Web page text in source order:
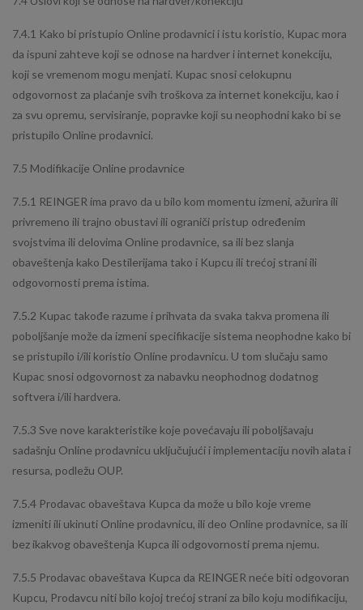
7.4.1 Kako bi pristupio Online prodavnici i istu koristio, Kupac mora
da ispuni zahteve koji se odnose na hardver i internet konekciju,
koji se vremenom mogu menjati. Kupac snosi celokupnu
odgovornost za plaćanje svih troškova za internet konekciju, kao i
za svu opremu, servisiranje, popravke koji su neophodni kako bi se
pristupilo Online prodavnici.
7.5 Modifikacije Online prodavnice
7.5.1 REINGER ima pravo da u bilo kom momentu izmeni, ažurira ili
privremeno ili trajno obustavi ili ograniči pristup određenim
svojstvima ili delovima Online prodavnice, sa ili bez slanja
obaveštenja kako Destilerijama tako i Kupcu ili trećoj strani ili
odgovornosti prema istima.
7.5.2 Kupac takođe razume i prihvata da svaka takva promena ili
poboljšanje može da izmeni specifikacije sistema neophodne kako bi
se pristupilo i/ili koristio Online prodavnicu. U tom slučaju samo
Kupac snosi odgovornost za nabavku neophodnog dodatnog
softvera i/ili hardvera.
7.5.3 Sve nove karakteristike koje povećavaju ili poboljšavaju
sadašnju Online prodavnicu uključujući i implementaciju novih alata i
resursa, podležu OUP.
7.5.4 Prodavac obaveštava Kupca da može u bilo koje vreme
izmeniti ili ukinuti Online prodavnicu, ili deo Online prodavnice, sa ili
bez ikakvog obaveštenja Kupca ili odgovornosti prema njemu.
7.5.5 Prodavac obaveštava Kupca da REINGER neće biti odgovoran
Kupcu, Prodavcu niti bilo kojoj trećoj strani za bilo koju modifikaciju,